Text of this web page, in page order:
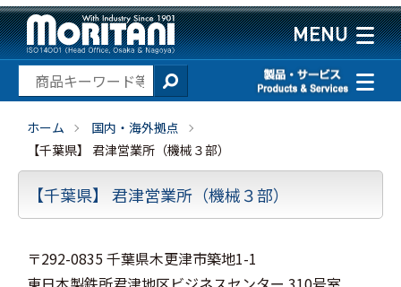
ホーム
国内・海外拠点
【千葉県】 君津営業所（機械３部）
【千葉県】 君津営業所（機械３部）
〒292-0835 千葉県木更津市築地1-1